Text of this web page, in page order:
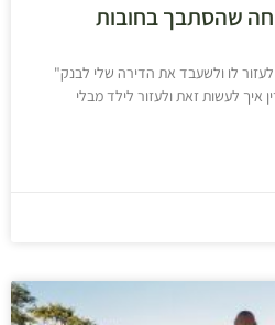
שהסתבך בחובות
לעזור לו ולשעבד את הדירה שלי לבנק"
איך לעשות זאת ולעזור לילד מבלי